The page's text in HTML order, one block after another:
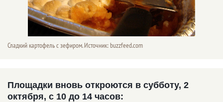
Сладкий картофель с зефиром. Источник: buzzfeed.com
Площадки вновь откроются в субботу, 2
октября, с 10 до 14 часов: